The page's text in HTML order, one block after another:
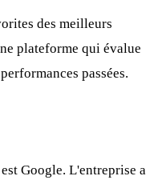
des meilleurs
plateforme qui évalue
passées.
Google. L'entreprise a